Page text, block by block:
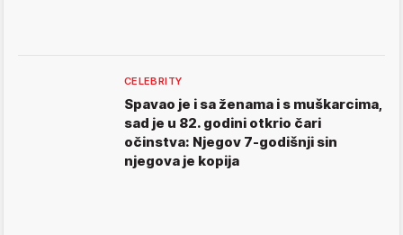
CELEBRITY
Spavao je i sa ženama i s muškarcima,
sad je u 82. godini otkrio čari
očinstva: Njegov 7-godišnji sin
njegova je kopija